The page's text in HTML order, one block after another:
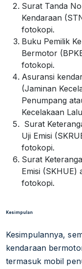
Surat Tanda
Kendaraan
fotokopi.
Buku Pemilik
Bermotor
fotokopi.
Asuransi
(Jaminan
Penumpang
Kecelakaan
Surat
Uji Emisi
fotokopi.
Surat
Emisi (SKHUE)
fotokopi.
Kesimpulan
Kesimpulannya,
kendaraan
termasuk mobil